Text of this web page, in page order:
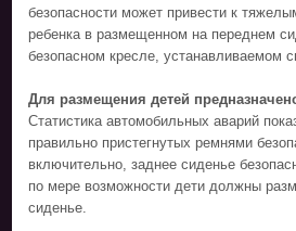
безопасности может привести к
ребенка в размещенном на переднем
безопасном кресле, устанавливаемом
Для размещения детей
Статистика автомобильных аварий
правильно пристегнутых ремнями
включительно, заднее сиденье
по мере возможности дети должны
сиденье.